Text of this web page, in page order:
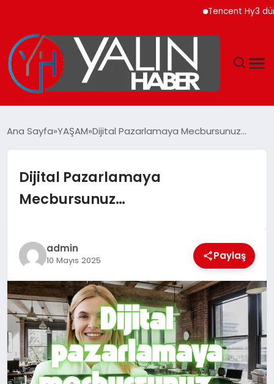
Tencent Hy3 dünya
SPOR
DÜNYA
YAŞAM
EĞİTİM
TEKNOLOJİ
MAGAZİN
SAĞLIK
Ana Sayfa YAŞAM Dijital Pazarlamaya Mecbursunuz…
Dijital Pazarlamaya
Mecbursunuz…
admin
10 Mayıs 2025 Paylaş